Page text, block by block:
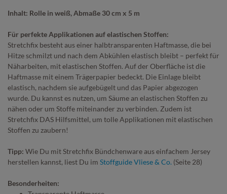
Inhalt: Rolle in weiß, Abmaße 30 cm x 5 m
Für perfekte Applikationen auf elastischen Stoffen:
Stretchfix besteht aus einer halbtransparenten Haftmasse, die bei
Hitze schmilzt und nach dem Abkühlen elastisch bleibt – perfekt für
Näharbeiten, mit elastischen Stoffen. Auf der Oberfläche ist die
Haftmasse mit einem Trägerpapier bedeckt. Die Einlage bleibt
elastisch, nachdem sie aufgebügelt und das Papier abgezogen
wurde. Du kannst es nutzen, um Säume an elastischen Stoffen zu
nähen oder um Stoffe miteinander zu verbinden. Zudem ist
Stretchfix DAS Hilfsmittel, um tolle Applikationen mit elastischen
Stoffen zu zaubern!
Tipp: Wie Du mit Stretchfix Bündchenware aus einfachem Jersey
herstellen kannst, liest Du im Stoffguide Vliese & Co. (Seite 28)
Besonderheiten: